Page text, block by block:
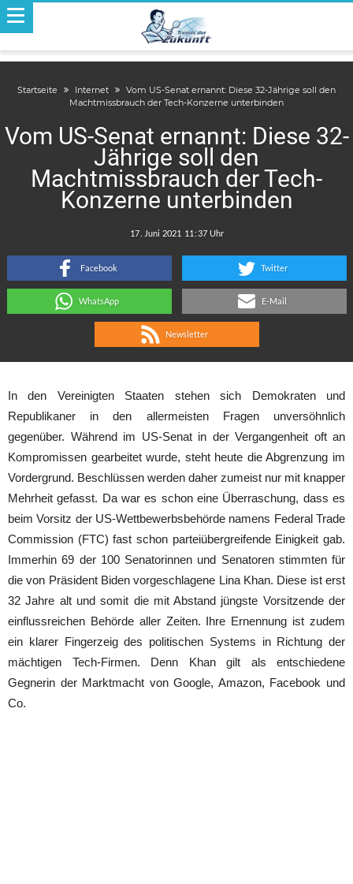
Startseite Internet
Vom US-Senat ernannt: Diese 32-Jährige soll den
Machtmissbrauch der Tech-Konzerne unterbinden
Vom US-Senat ernannt: Diese 32-
Jährige soll den
Machtmissbrauch der Tech-
Konzerne unterbinden
:
Facebook Twitter
WhatsApp E-Mail
Newsletter
In den Vereinigten Staaten stehen sich Demokraten und
Republikaner in den allermeisten Fragen unversöhnlich
gegenüber. Während im US-Senat in der Vergangenheit oft an
Kompromissen gearbeitet wurde, steht heute die Abgrenzung im
Vordergrund. Beschlüssen werden daher zumeist nur mit knapper
Mehrheit gefasst. Da war es schon eine Überraschung, dass es
beim Vorsitz der US-Wettbewerbsbehörde namens Federal Trade
Commission (FTC) fast schon parteiübergreifende Einigkeit gab.
Immerhin 69 der 100 Senatorinnen und Senatoren stimmten für
die von Präsident Biden vorgeschlagene Lina Khan. Diese ist erst
32 Jahre alt und somit die mit Abstand jüngste Vorsitzende der
einflussreichen Behörde aller Zeiten. Ihre Ernennung ist zudem
ein klarer Fingerzeig des politischen Systems in Richtung der
mächtigen Tech-Firmen. Denn Khan gilt als entschiedene
Gegnerin der Marktmacht von Google, Amazon, Facebook und
Co.